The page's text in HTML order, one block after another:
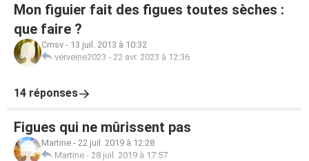
Mon figuier fait des figues toutes sèches :
que faire ?
Cmsv - 13 juil. 2013 à 10:32
verveine2023 - 22 avr. 2023 à 12:36
14 réponses
Figues qui ne mûrissent pas
Martine - 22 juil. 2019 à 12:28
Martine - 28 juil. 2019 à 17:57